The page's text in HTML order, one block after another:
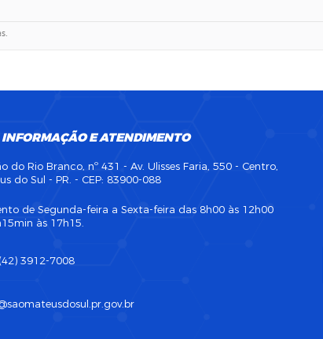
INFORMAÇÃO E ATENDIMENTO
do Rio Branco, nº 431 - Av. Ulisses Faria, 550 - Centro,
do Sul - PR. - CEP: 83900-088
de Segunda-feira a Sexta-feira das 8h00 às 12h00
às 17h15.
(42) 3912-7008